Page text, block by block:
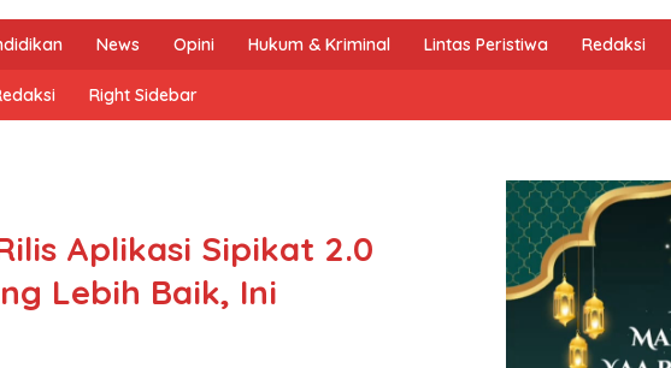
News Opini Hukum & Kriminal Lintas Peristiwa Redaksi
Right Sidebar
Aplikasi Sipikat 2.0
Lebih Baik, Ini